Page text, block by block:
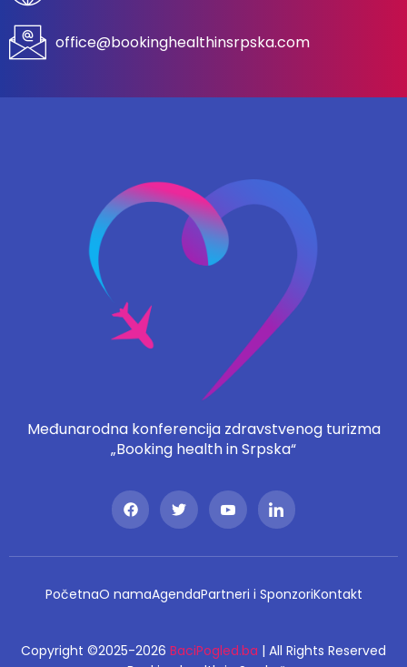
office@bookinghealthinsrpska.com​
Međunarodna konferencija zdravstvenog turizma
„Booking health in Srpska“
PočetnaO namaAgendaPartneri i SponzoriKontakt
Copyright ©2025-2026 BaciPogled.ba | All Rights Reserved